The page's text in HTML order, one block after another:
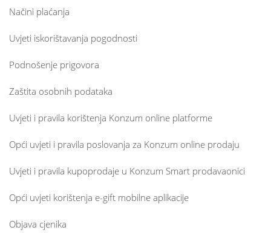
Načini plaćanja
Uvjeti iskorištavanja pogodnosti
Podnošenje prigovora
Zaštita osobnih podataka
Uvjeti i pravila korištenja Konzum online platforme
Opći uvjeti i pravila poslovanja za Konzum online prodaju
Uvjeti i pravila kupoprodaje u Konzum Smart prodavaonici
Opći uvjeti korištenja e-gift mobilne aplikacije
Objava cjenika